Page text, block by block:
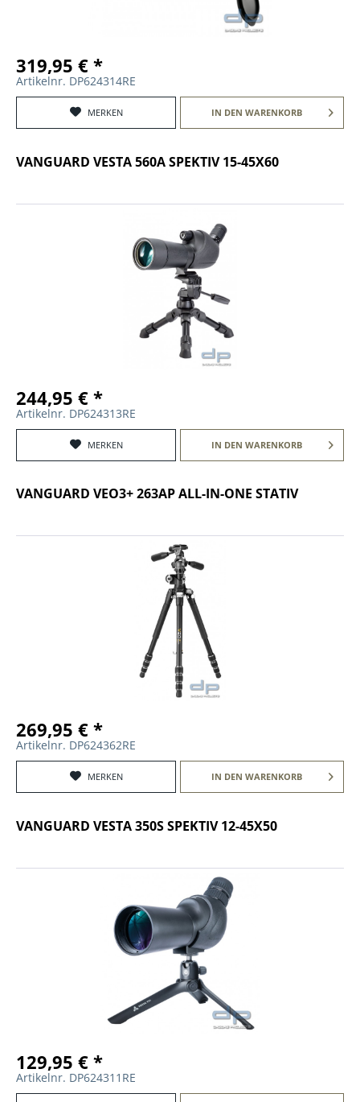
319,95 € *
Artikelnr. DP624314RE
MERKEN IN DEN WARENKORB
VANGUARD VESTA 560A SPEKTIV 15-45X60
244,95 € *
Artikelnr. DP624313RE
MERKEN IN DEN WARENKORB
VANGUARD VEO3+ 263AP ALL-IN-ONE STATIV
269,95 € *
Artikelnr. DP624362RE
MERKEN IN DEN WARENKORB
VANGUARD VESTA 350S SPEKTIV 12-45X50
129,95 € *
Artikelnr. DP624311RE